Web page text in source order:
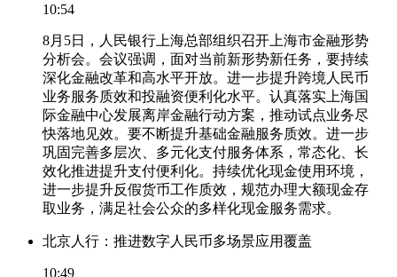
10:54
8月5日，人民银行上海总部组织召开上海市金融形势
分析会。会议强调，面对当前新形势新任务，要持续
深化金融改革和高水平开放。进一步提升跨境人民币
业务服务质效和投融资便利化水平。认真落实上海国
际金融中心发展离岸金融行动方案，推动试点业务尽
快落地见效。要不断提升基础金融服务质效。进一步
巩固完善多层次、多元化支付服务体系，常态化、长
效化推进提升支付便利化。持续优化现金使用环境，
进一步提升反假货币工作质效，规范办理大额现金存
取业务，满足社会公众的多样化现金服务需求。
北京人行：推进数字人民币多场景应用覆盖
10:49